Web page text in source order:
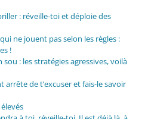
: réveille-toi et déploie des
ne jouent pas selon les règles :
!
sou : les stratégies agressives, voilà
arrête de t’excuser et fais-le savoir